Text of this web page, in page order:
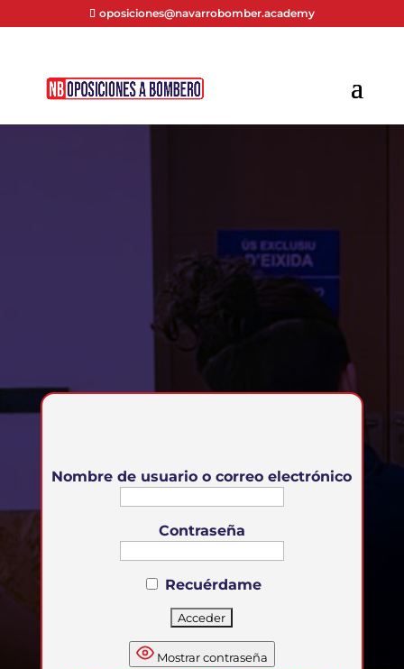
oposiciones@navarrobomber.academy
Nombre de usuario o correo electrónico
Contraseña
Recuérdame
Mostrar contraseña